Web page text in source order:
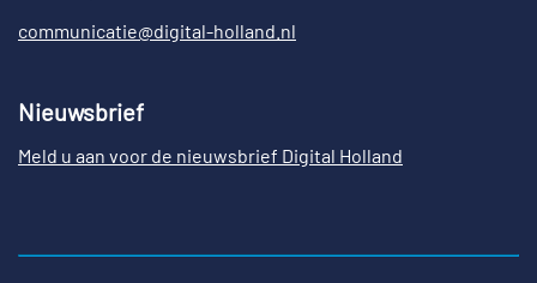
communicatie@digital-holland.nl
Nieuwsbrief
Meld u aan voor de nieuwsbrief Digital Holland